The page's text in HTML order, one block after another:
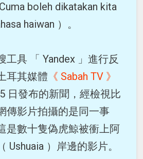
boleh dikatakan kita
haiwan ）。
工具 「 Yandex 」進行反
耳其媒體 《 Sabah TV 》
日發布的新聞，經檢視比
傳影片拍攝的是同一事
是數十隻偽虎鯨被衝上阿
Ushuaia ）岸邊的影片。